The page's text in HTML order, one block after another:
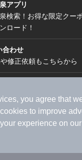
you agree that
to improve
experience on
アプリ
検索！お得な限定クー
ロード！
合わせ
修正依頼もこちらから
資料請求）
広告出稿
ライフスタイル
に基づく表記
ヘルプ
社